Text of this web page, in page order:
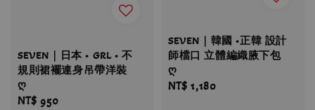
SEVEN｜日本 • GRL • 不
規則裙襬連身吊帶洋裝
ღ
Regular
NT$ 950
SEVEN｜韓國 •正韓 設計
師檔口 立體編織腋下包
ღ
Regular
NT$ 1,180